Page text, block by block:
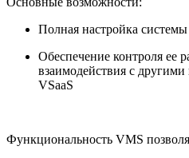
Полная настройка
Обеспечение контроля ее
взаимодействия с
VSaaS
Функциональность VMS